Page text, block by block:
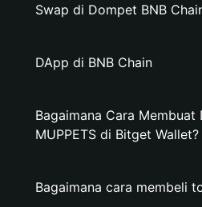
Swap di Dompet BNB
DApp di BNB Chain
Bagaimana Cara Membuat
MUPPETS di Bitget Wallet?
Bagaimana cara membeli